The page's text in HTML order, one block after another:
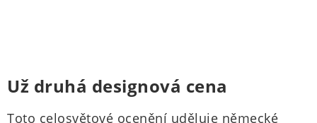
Už druhá designová cena
Toto celosvětové ocenění uděluje německé